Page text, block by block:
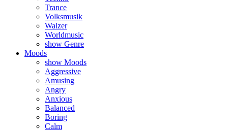
Trance
Volksmusik
Walzer
Worldmusic
show Genre
Moods
show Moods
Aggressive
Amusing
Angry
Anxious
Balanced
Boring
Calm